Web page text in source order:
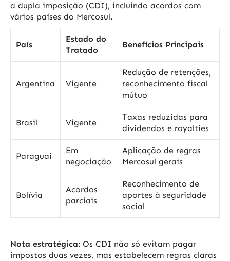
a dupla imposição (CDI), incluindo acordos com
vários países do Mercosul.
País
Estado do
Tratado
Benefícios Principais
Argentina Vigente
Redução de retenções,
reconhecimento fiscal
mútuo
Brasil Vigente
Taxas reduzidas para
dividendos e royalties
Paraguai
Em
negociação
Aplicação de regras
Mercosul gerais
Bolívia
Acordos
parciais
Reconhecimento de
aportes à seguridade
social
Nota estratégica: Os CDI não só evitam pagar
impostos duas vezes, mas estabelecem regras claras